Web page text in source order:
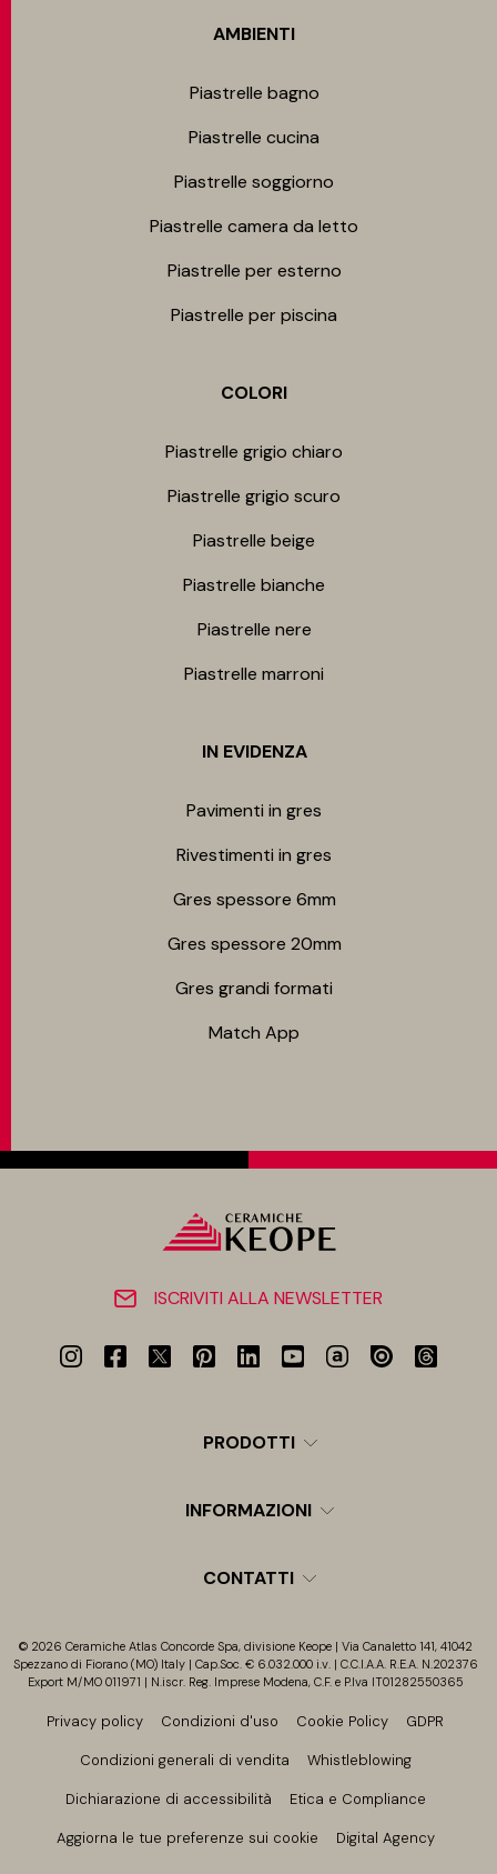
AMBIENTI
Piastrelle bagno
Piastrelle cucina
Piastrelle soggiorno
Piastrelle camera da letto
Piastrelle per esterno
Piastrelle per piscina
COLORI
Piastrelle grigio chiaro
Piastrelle grigio scuro
Piastrelle beige
Piastrelle bianche
Piastrelle nere
Piastrelle marroni
IN EVIDENZA
Pavimenti in gres
Rivestimenti in gres
Gres spessore 6mm
Gres spessore 20mm
Gres grandi formati
Match App
ISCRIVITI ALLA NEWSLETTER
PRODOTTI
INFORMAZIONI
CONTATTI
© 2026 Ceramiche Atlas Concorde Spa, divisione Keope | Via Canaletto 141, 41042
Spezzano di Fiorano (MO) Italy | Cap.Soc. € 6.032.000 i.v. | C.C.I.A.A. R.E.A. N.202376
Export M/MO 011971 | N.iscr. Reg. Imprese Modena, C.F. e P.Iva IT01282550365
Privacy policy Condizioni d'uso Cookie Policy GDPR
Condizioni generali di vendita Whistleblowing
Dichiarazione di accessibilità Etica e Compliance
Aggiorna le tue preferenze sui cookie Digital Agency